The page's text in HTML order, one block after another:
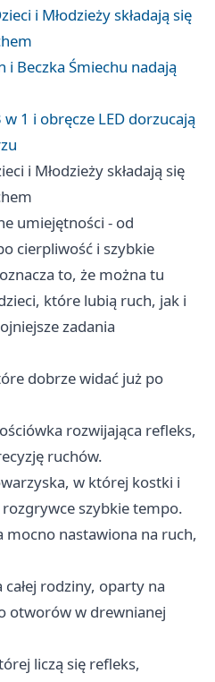
i Młodzieży składają się
i Beczka Śmiechu nadają
1 i obręcze LED dorzucają
i Młodzieży składają się
umiejętności - od
cierpliwość i szybkie
to, że można tu
które lubią ruch, jak i
zadania
dobrze widać już po
rozwijająca refleks,
ruchów.
w której kostki i
szybkie tempo.
mocno nastawiona na ruch,
całej rodziny, oparty na
otworów w drewnianej
liczą się refleks,